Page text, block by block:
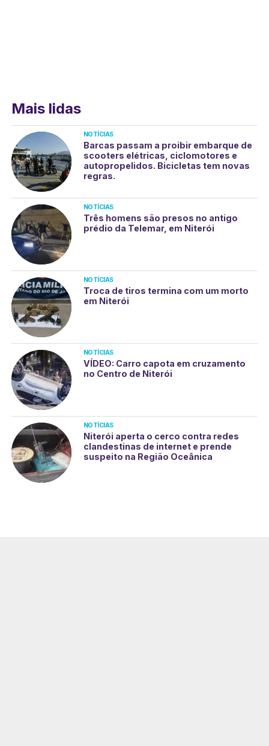
Mais lidas
NOTÍCIAS
Barcas passam a proibir embarque de
scooters elétricas, ciclomotores e
autopropelidos. Bicicletas tem novas
regras.
NOTÍCIAS
Três homens são presos no antigo
prédio da Telemar, em Niterói
NOTÍCIAS
Troca de tiros termina com um morto
em Niterói
NOTÍCIAS
VÍDEO: Carro capota em cruzamento
no Centro de Niterói
NOTÍCIAS
Niterói aperta o cerco contra redes
clandestinas de internet e prende
suspeito na Região Oceânica